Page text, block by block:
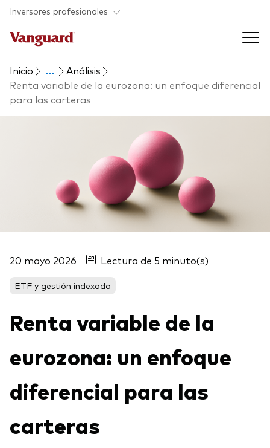
Saltar al contenido principal
Inversores profesionales
Fondos y ETF
Back to main menu
Listado de todos nuestros fondos y
Ver fondos por tipo
Renta fija activa
ETF
Renta fija
Perspectivas y eventos
Back to main menu
Artículos y análisis
Eventos y webinars
Ayuda para asesores
Back to main menu
Investigación en profundidad para asesores
Para tus clientes
Centro de Investigación para Asesores
Cuantificando el Adviser's Alpha® de Vanguard
Gran traspaso patrimonial
Sobre nosotros
Acerca de Vanguard
Inicio ...
Análisis
Renta variable de la eurozona: un enfoque diferencial
para las carteras
20 mayo 2026 Lectura de 5 minuto(s)
ETF y gestión indexada
Renta variable de la
eurozona: un enfoque
diferencial para las
carteras